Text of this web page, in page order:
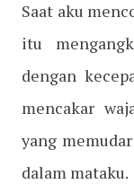
Saat aku
itu
dengan
mencakar
yang
dalam mataku.